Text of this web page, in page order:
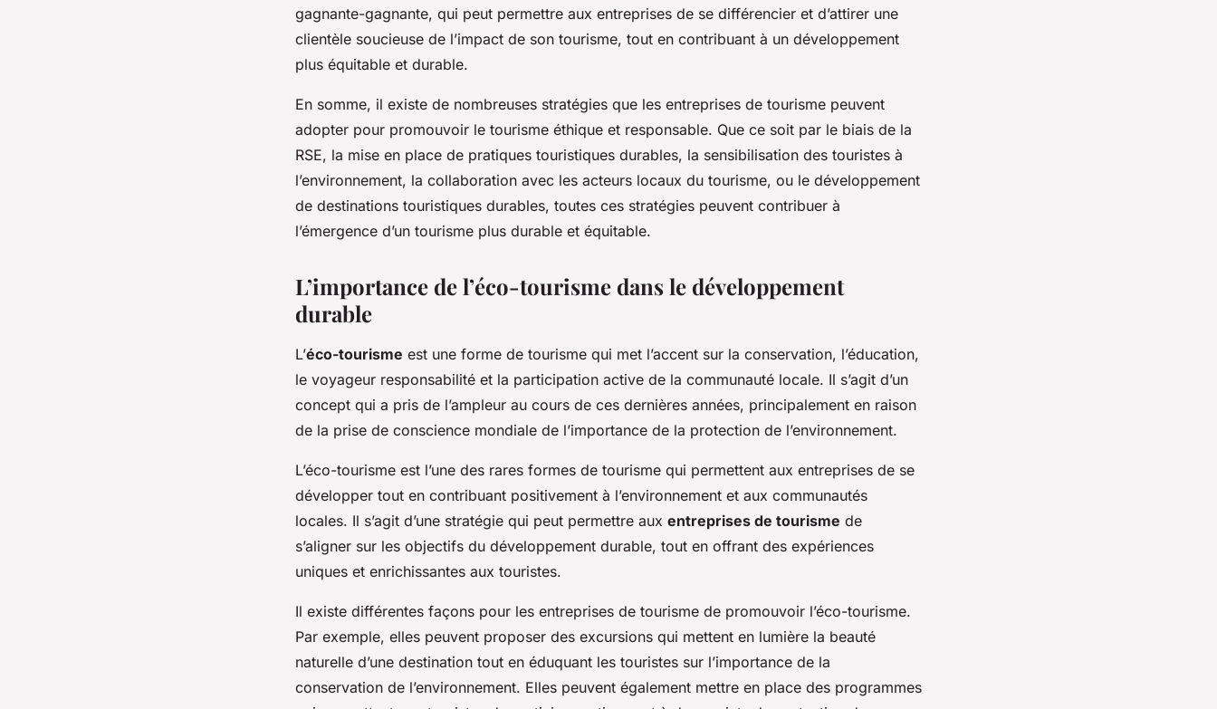
gagnante-gagnante, qui peut permettre aux entreprises de se différencier et d’attirer une
clientèle soucieuse de l’impact de son tourisme, tout en contribuant à un développement
plus équitable et durable.
En somme, il existe de nombreuses stratégies que les entreprises de tourisme peuvent
adopter pour promouvoir le tourisme éthique et responsable. Que ce soit par le biais de la
RSE, la mise en place de pratiques touristiques durables, la sensibilisation des touristes à
l’environnement, la collaboration avec les acteurs locaux du tourisme, ou le développement
de destinations touristiques durables, toutes ces stratégies peuvent contribuer à
l’émergence d’un tourisme plus durable et équitable.
L’importance de l’éco-tourisme dans le développement
durable
L’éco-tourisme est une forme de tourisme qui met l’accent sur la conservation, l’éducation,
le voyageur responsabilité et la participation active de la communauté locale. Il s’agit d’un
concept qui a pris de l’ampleur au cours de ces dernières années, principalement en raison
de la prise de conscience mondiale de l’importance de la protection de l’environnement.
L’éco-tourisme est l’une des rares formes de tourisme qui permettent aux entreprises de se
développer tout en contribuant positivement à l’environnement et aux communautés
locales. Il s’agit d’une stratégie qui peut permettre aux entreprises de tourisme de
s’aligner sur les objectifs du développement durable, tout en offrant des expériences
uniques et enrichissantes aux touristes.
Il existe différentes façons pour les entreprises de tourisme de promouvoir l’éco-tourisme.
Par exemple, elles peuvent proposer des excursions qui mettent en lumière la beauté
naturelle d’une destination tout en éduquant les touristes sur l’importance de la
conservation de l’environnement. Elles peuvent également mettre en place des programmes